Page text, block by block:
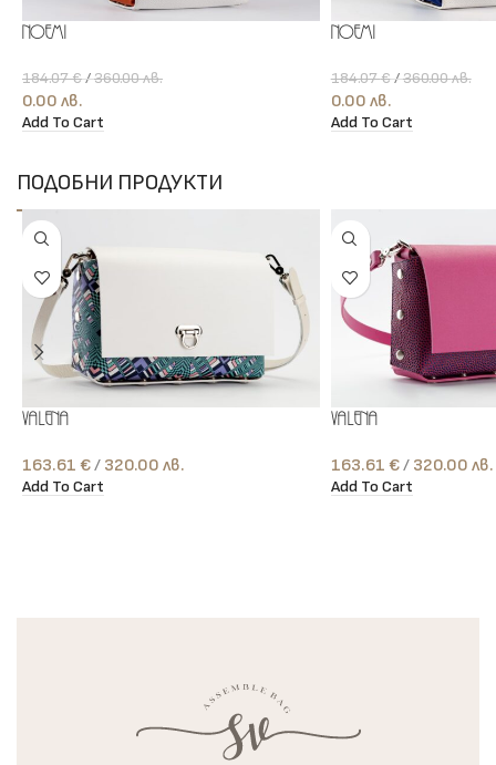
Noemi
184.07€/360.00лв.
0.00лв.
Add To Cart
Noemi
184.07€/360.00лв.
0.00 лв.
Add To Cart
ПОДОБНИ ПРОДУКТИ
Valena
163.61€ лв.
Add To Cart
Valena
163.61 € лв.
Add To Cart